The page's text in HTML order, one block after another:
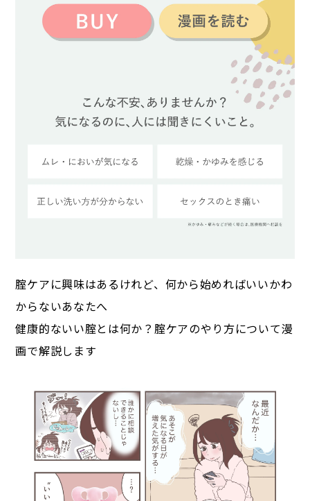
腟ケアに​興味は​あるけれど、​何から​始めれば​いいかわ
からない​あなたへ​
健康的ないい腟とは​何か？​腟ケアの​やり方に​ついて​漫
画で​解説します